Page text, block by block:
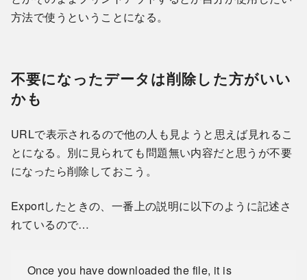
方法で使うということになる。
不要になったデータは削除した方がいい
かも
URLで表示されるので他の人も見ようと思えば見れるこ
とになる。別に見られても問題無い内容だと思うが不要
になったら削除しておこう。
Exportしたときの、一番上の説明に以下のように記述さ
れているので…
Once you have downloaded the file, it is